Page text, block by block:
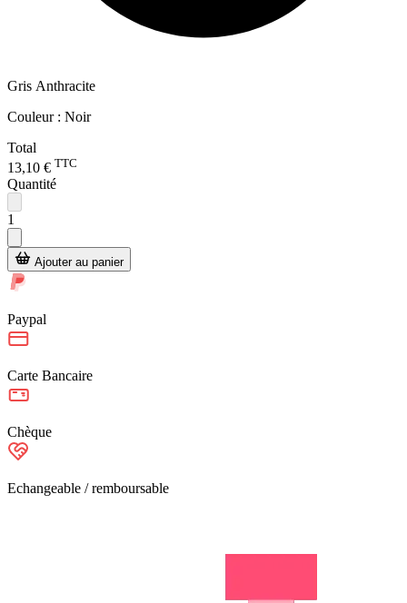
Gris Anthracite
Couleur : Noir
Total
13,10 € TTC
Quantité
1
Ajouter au panier
Paypal
Carte Bancaire
Chèque
Echangeable / remboursable